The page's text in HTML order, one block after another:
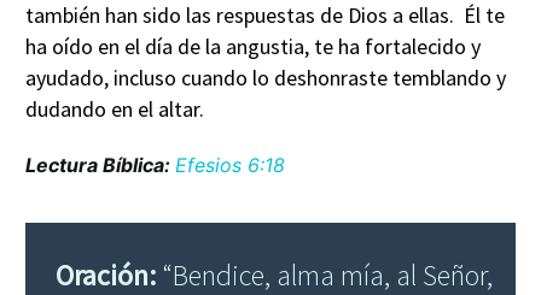
también han sido las respuestas de Dios a ellas. Él te
ha oído en el día de la angustia, te ha fortalecido y
ayudado, incluso cuando lo deshonraste temblando y
dudando en el altar.
Lectura Bíblica: Efesios 6:18
Oración: “Bendice, alma mía, al Señor,